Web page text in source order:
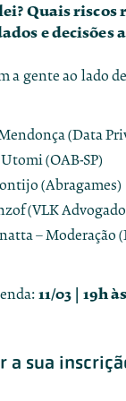
Quais
e decisões
a gente ao lado
(Data
(OAB-SP)
(Abragames)
(VLK
– Moderação
11/03 | 19h
a sua